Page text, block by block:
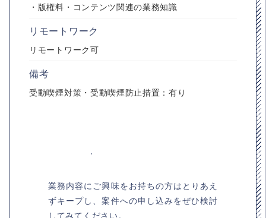
・版権料・コンテンツ関連の業務知識
リモートワーク
リモートワーク可
備考
受動喫煙対策・受動喫煙防止措置：有り
業務内容にご興味をお持ちの方はとりあえ
ずキープし、案件への申し込みをぜひ検討
してみてください。